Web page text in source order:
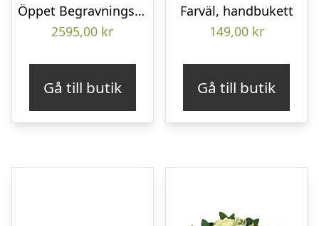
Öppet Begravningshjärta
2595,00 kr
Gå till butik
Farväl, handbukett
149,00 kr
Gå till butik